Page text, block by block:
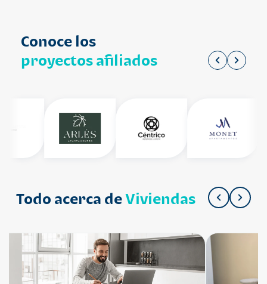
Conoce los
proyectos afiliados
Todo acerca deViviendas